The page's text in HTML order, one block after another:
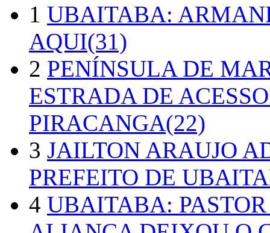
1 UBAITABA:
AQUI(31)
2 PENÍNSULA DE
ESTRADA DE
PIRACANGA(22)
3 JAILTON ARAUJO
PREFEITO DE
4 UBAITABA: